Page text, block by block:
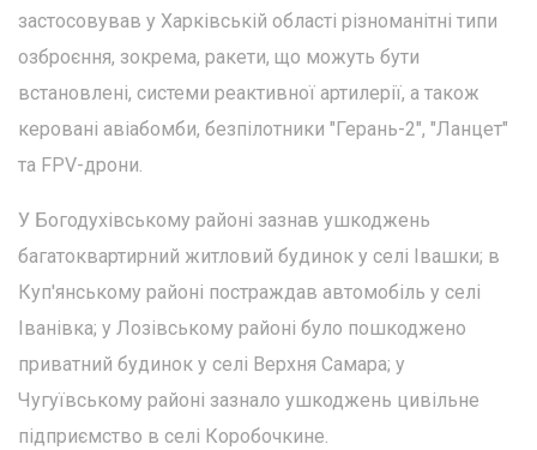
застосовував у Харківській області різноманітні типи
озброєння, зокрема, ракети, що можуть бути
встановлені, системи реактивної артилерії, а також
керовані авіабомби, безпілотники "Герань-2", "Ланцет"
та FPV-дрони.
У Богодухівському районі зазнав ушкоджень
багатоквартирний житловий будинок у селі Івашки; в
Куп'янському районі постраждав автомобіль у селі
Іванівка; у Лозівському районі було пошкоджено
приватний будинок у селі Верхня Самара; у
Чугуївському районі зазнало ушкоджень цивільне
підприємство в селі Коробочкине.